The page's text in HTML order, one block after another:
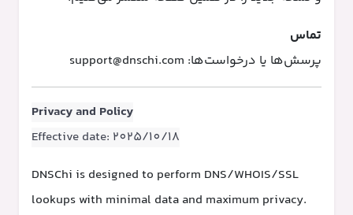
تماس
پرسش‌ها یا درخواست‌ها: support@dnschi.com
Privacy and Policy
Effective date: 2025/10/18
DNSChi is designed to perform DNS/WHOIS/SSL
lookups with minimal data and maximum privacy.